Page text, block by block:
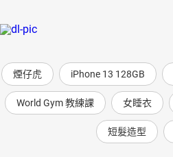
煙仔虎 iPhone 13 128GB
World Gym 教練課 女睡衣
短髮造型